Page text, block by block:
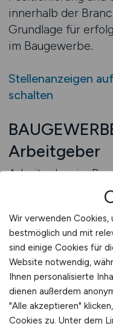
innerhalb der
Grundlage für
im Baugewerbe.
Stellenanzeigen
schalten
Arbeitgeber
Arbeitgeber im
Herausforderung,
schwierigen
Personal zu
Fachkräften ist
Zahl verfügbarer
Umfeld ist es
Maßnahmen
Plattformen zu
der Branche
Wir verwenden Cookies,
bestmöglich und mit
sind einige Cookies für
Website notwendig,
Ihnen personalisierte
dienen außerdem
"Alle akzeptieren"
Cookies zu. Unter dem